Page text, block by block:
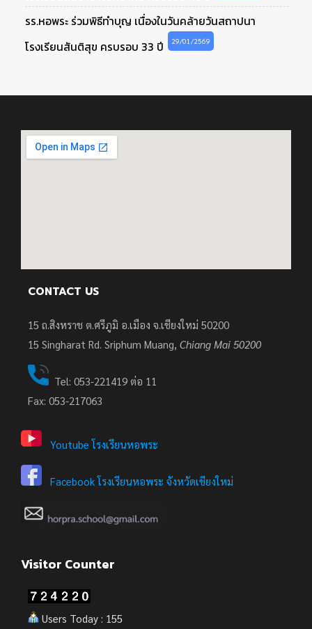
รร.หอพระ ร่วมพิธีทำบุญ เนื่องในวันคล้ายวันสถาปนา
โรงเรียนสันติสุข ครบรอบ 33 ปี
29/01/2569
CONTACT US
15 ถ.สิงหราช ต.ศรีภูมิ อ.เมือง จ.เชียงใหม่ 50200
15 Singharat Rd. Sriphum Muang, Chiang Mai 50200
Tel: 053-221419 ต่อ 11
Fax: 053-217063
Youtube โรงเรียนหอพระ
Facebook โรงเรียนหอพระ จังหวัดเชียงใหม่
Visitor Counter
Users Today : 155